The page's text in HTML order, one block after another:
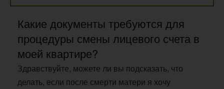
Какие документы требуются для
процедуры смены лицевого счета в
моей квартире?
Здравствуйте, можете ли вы подсказать, что
делать, если после смерти матери я хочу